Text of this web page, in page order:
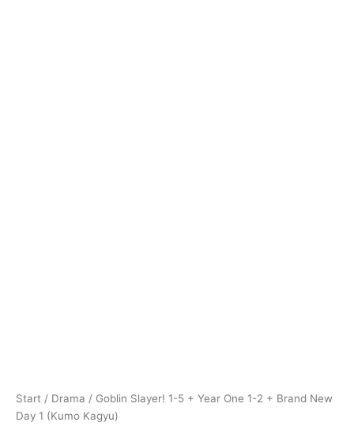
Start / Drama / Goblin Slayer! 1-5 + Year One 1-2 + Brand New
Day 1 (Kumo Kagyu)